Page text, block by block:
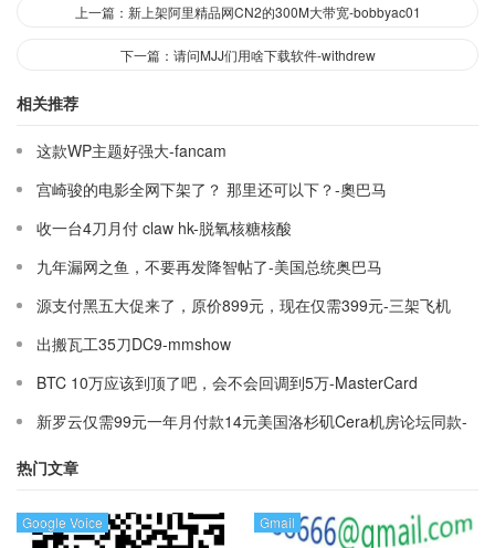
上一篇：新上架阿里精品网CN2的300M大带宽-bobbyac01
下一篇：请问MJJ们用啥下载软件-withdrew
相关推荐
这款WP主题好强大-fancam
宫崎骏的电影全网下架了？ 那里还可以下？-奧巴马
收一台4刀月付 claw hk-脱氧核糖核酸
九年漏网之鱼，不要再发降智帖了-美国总统奥巴马
源支付黑五大促来了，原价899元，现在仅需399元-三架飞机
出搬瓦工35刀DC9-mmshow
BTC 10万应该到顶了吧，会不会回调到5万-MasterCard
新罗云仅需99元一年月付款14元美国洛杉矶Cera机房论坛同款-
热门文章
Google Voice Gmail